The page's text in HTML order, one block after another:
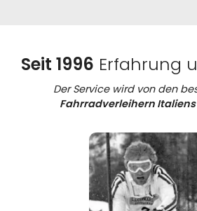
Seit 1996 Erfahrung
Der Service wird von den
Fahrradverleihern Italiens